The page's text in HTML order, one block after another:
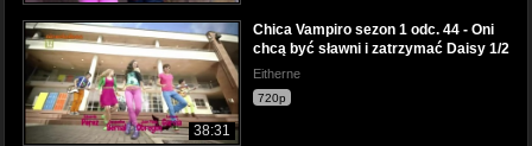
38:31
Chica Vampiro sezon 1 odc. 44 - Oni
chcą być sławni i zatrzymać Daisy 1/2
Eitherne
720p